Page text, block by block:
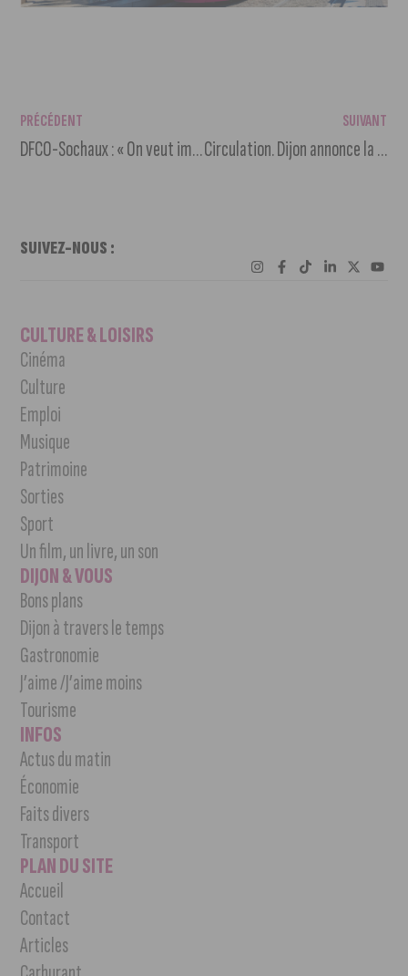
PRÉCÉDENT
DFCO-Sochaux : « On veut imposer notre projet de jeu »
SUIVANT
Circulation. Dijon annonce la réouverture de la rue de Chèvre-Morte
SUIVEZ-NOUS :
CULTURE & LOISIRS
Cinéma
Culture
Emploi
Musique
Patrimoine
Sorties
Sport
Un film, un livre, un son
DIJON & VOUS
Bons plans
Dijon à travers le temps
Gastronomie
J’aime /J’aime moins
Tourisme
INFOS
Actus du matin
Économie
Faits divers
Transport
PLAN DU SITE
Accueil
Contact
Articles